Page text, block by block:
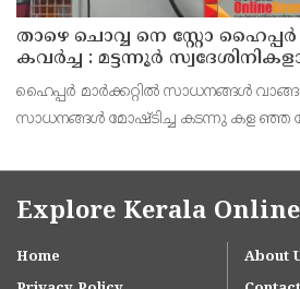
താഴെ ചൊവ്വ നെ സ്റ്റോ ഹൈപ്പർ
കവർച്ച : മട്ടന്നൂർ
പിടിയിൽ
ഹൈപ്പർ മാർക്കറ്റിൽ സാധനങ്ങൾ
സാധനങ്ങൾ മോഷ്ടിച്ച കടന്നു കള ഞ്ഞ
ബന്ധുക്കളുമായ റൂബി (35),ആശ(54),
Explore Kerala
Home
About